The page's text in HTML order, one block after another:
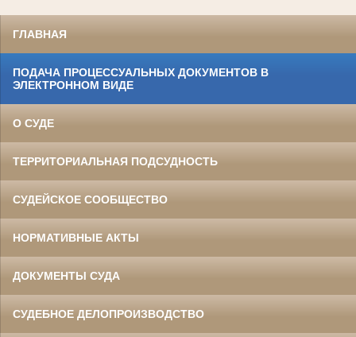
ГЛАВНАЯ
ПОДАЧА ПРОЦЕССУАЛЬНЫХ ДОКУМЕНТОВ В
ЭЛЕКТРОННОМ ВИДЕ
О СУДЕ
ТЕРРИТОРИАЛЬНАЯ ПОДСУДНОСТЬ
СУДЕЙСКОЕ СООБЩЕСТВО
НОРМАТИВНЫЕ АКТЫ
ДОКУМЕНТЫ СУДА
СУДЕБНОЕ ДЕЛОПРОИЗВОДСТВО